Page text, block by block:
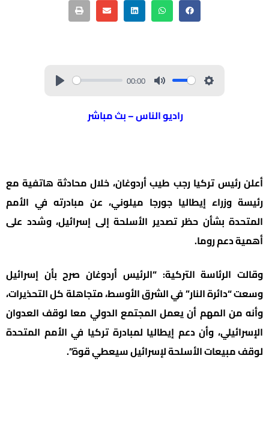
00:00
راديو الناس – بث مباشر
أعلن رئيس تركيا رجب طيب أردوغان، خلال محادثة هاتفية مع
رئيسة وزراء إيطاليا جورجا ميلوني، عن مبادرته في الأمم
المتحدة بشأن حظر تصدير الأسلحة إلى إسرائيل، وشدد على
أهمية دعم روما.
وقالت الرئاسة التركية: “الرئيس أردوغان صرح بأن إسرائيل
وسعت “دائرة النار” في الشرق الأوسط، متجاهلة كل التحذيرات،
وأنه من المهم أن يعمل المجتمع الدولي معا لوقف العدوان
الإسرائيلي، وأن دعم إيطاليا لمبادرة تركيا في الأمم المتحدة
لوقف مبيعات الأسلحة لإسرائيل سيعطي قوة”.